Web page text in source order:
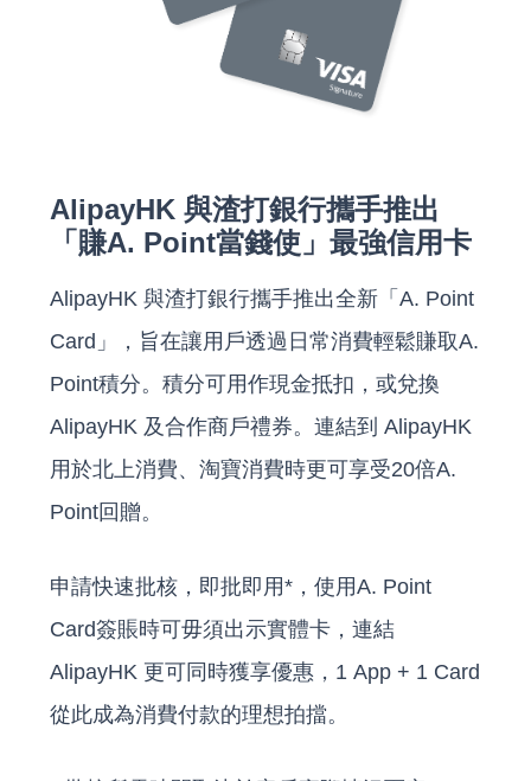
AlipayHK 與渣打銀行攜手推出
「賺A. Point當錢使」最強信用卡
AlipayHK 與渣打銀行攜手推出全新「A. Point
Card」，旨在讓用戶透過日常消費輕鬆賺取A.
Point積分。積分可用作現金抵扣，或兌換
AlipayHK 及合作商戶禮券。連結到 AlipayHK
用於北上消費、淘寶消費時更可享受20倍A.
Point回贈。
申請快速批核，即批即用*，使用A. Point
Card簽賬時可毋須出示實體卡，連結
AlipayHK 更可同時獲享優惠，1 App + 1 Card
從此成為消費付款的理想拍擋。